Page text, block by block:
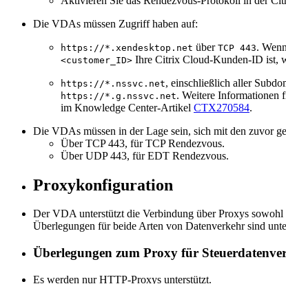
Die VDAs müssen Zugriff haben auf:
https://*.xendesktop.net über TCP 443.
<customer_ID> Ihre Citrix Cloud-Kunden-ID ist,
https://*.nssvc.net, einschließlich aller
https://*.g.nssvc.net. Weitere Informationen
im Knowledge Center-Artikel CTX270584.
Die VDAs müssen in der Lage sein, sich mit den zuvor
Über TCP 443, für TCP Rendezvous.
Über UDP 443, für EDT Rendezvous.
Proxykonfiguration
Der VDA unterstützt die Verbindung über Proxys
Überlegungen für beide Arten von Datenverkehr sind
Überlegungen zum Proxy für
Es werden nur HTTP-Proxys unterstützt.